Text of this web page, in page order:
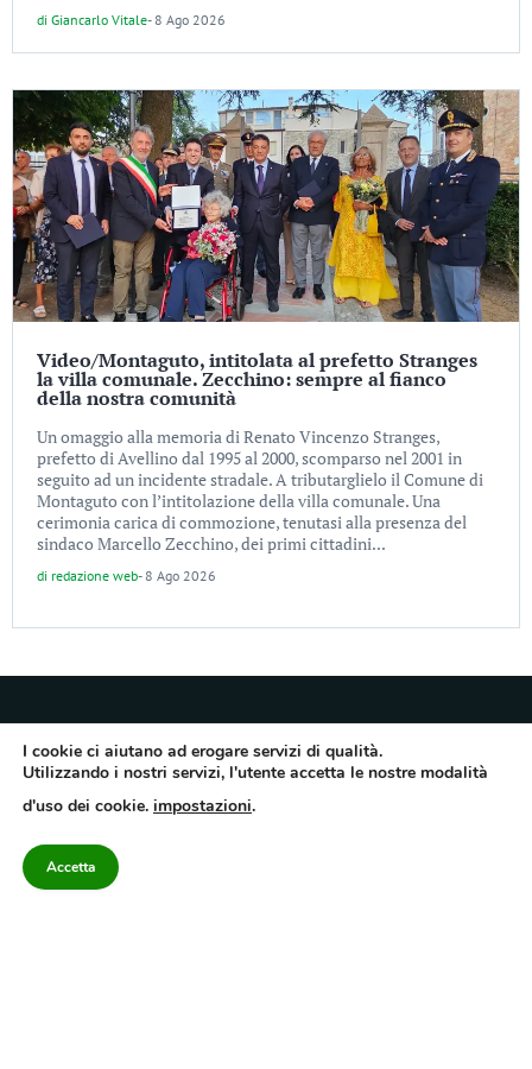
di Giancarlo Vitale- 8 Ago 2026
Video/Montaguto, intitolata al prefetto Stranges
la villa comunale. Zecchino: sempre al fianco
della nostra comunità
Un omaggio alla memoria di Renato Vincenzo Stranges,
prefetto di Avellino dal 1995 al 2000, scomparso nel 2001 in
seguito ad un incidente stradale. A tributarglielo il Comune di
Montaguto con l’intitolazione della villa comunale. Una
cerimonia carica di commozione, tenutasi alla presenza del
sindaco Marcello Zecchino, dei primi cittadini...
di redazione web- 8 Ago 2026
Quotidiano dell’Irpinia, a diffusione regionale. Reg. Trib. di Avellino n.7/12 del
10/9/2012. Iscritto nel Registro Operatori di Comunicazione al n.7671
Avellino – Cap.Soc. 20.000 € – REA 187346 – PI/CF. Reg. naz. stampa 10218/99
I cookie ci aiutano ad erogare servizi di qualità.
Utilizzando i nostri servizi, l'utente accetta le nostre modalità
d'uso dei cookie. impostazioni.
Accetta